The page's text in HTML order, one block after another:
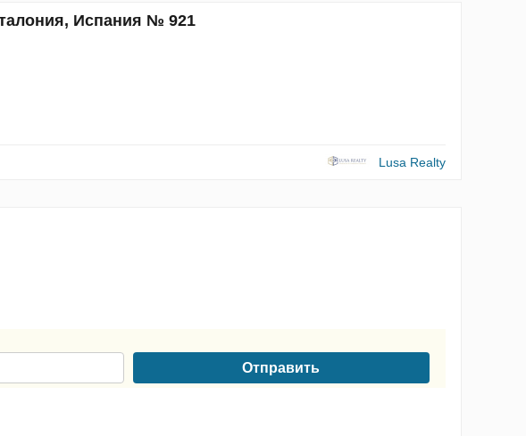
Испания № 921
Lusa Realty
Отправить